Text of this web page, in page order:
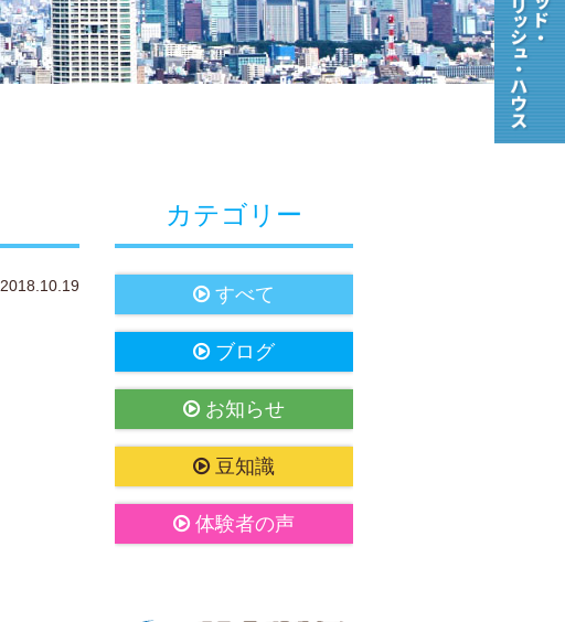
2018.10.19
カテゴリー
すべて
ブログ
お知らせ
豆知識
体験者の声